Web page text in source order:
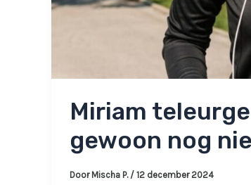
Miriam
gewoon nog
Door Mischa P. / 12 december 2024